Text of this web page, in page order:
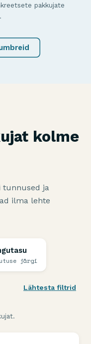
pakkujate
kolme
tunnused ja
ilma lehte
järgi